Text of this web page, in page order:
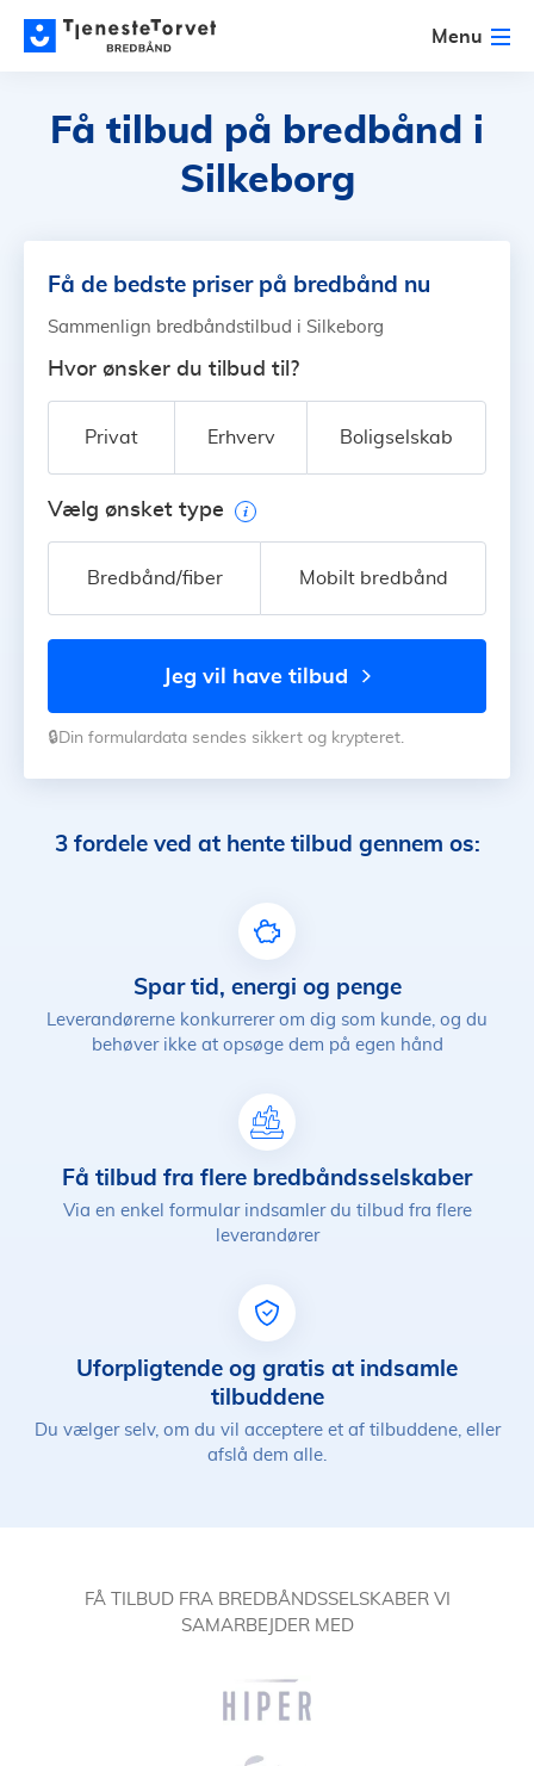
Menu
Få tilbud på bredbånd i
Silkeborg
Få de bedste priser på bredbånd nu
Sammenlign bredbåndstilbud i Silkeborg
Hvor ønsker du tilbud til?
Privat Erhverv Boligselskab
Vælg ønsket type
Bredbånd/fiber Mobilt bredbånd
jeg vil have tilbud
🔒Din formulardata sendes sikkert og krypteret.
3 fordele ved at hente tilbud gennem os:
Spar tid, energi og penge
Leverandørerne konkurrerer om dig som kunde, og du
behøver ikke at opsøge dem på egen hånd
Få tilbud fra flere bredbåndsselskaber
Via en enkel formular indsamler du tilbud fra flere
leverandører
Uforpligtende og gratis at indsamle
tilbuddene
Du vælger selv, om du vil acceptere et af tilbuddene, eller
afslå dem alle.
FÅ TILBUD FRA BREDBÅNDSSELSKABER VI
SAMARBEJDER MED